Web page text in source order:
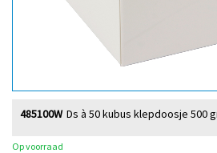
Ds à 50 kubus klepdoosje 500
485100W
Op voorraad